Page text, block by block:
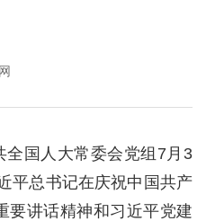
国人大常委会党组7月3
平总书记在庆祝中国共产
要讲话精神和习近平党建